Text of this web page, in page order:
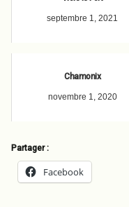
septembre 1, 2021
Chamonix
novembre 1, 2020
Partager :
Facebook